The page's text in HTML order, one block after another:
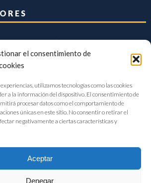
el consentimiento de
utilizamos tecnologías como las cookies
a la información del dispositivo. El consentimiento de
procesar datos como el comportamiento de
únicas en este sitio. No consentir o retirar el
negativamente a ciertas características y
Aceptar
Denegar